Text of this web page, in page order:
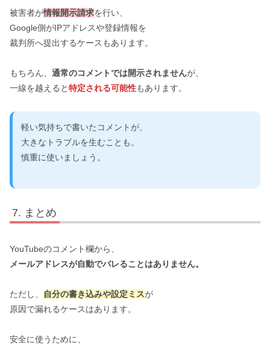
被害者が情報開示請求を行い、
Google側がIPアドレスや登録情報を
裁判所へ提出するケースもあります。
もちろん、 通常のコメントでは開示されませんが、
一線を越えると特定される可能性もあります。
軽い気持ちで書いたコメントが、
大きなトラブルを生むことも。
慎重に使いましょう。
まとめ
YouTubeのコメント欄から、
メールアドレスが自動でバレることはありません。
ただし、 自分の書き込みや設定ミスが
原因で漏れるケースはあります。
安全に使うために、